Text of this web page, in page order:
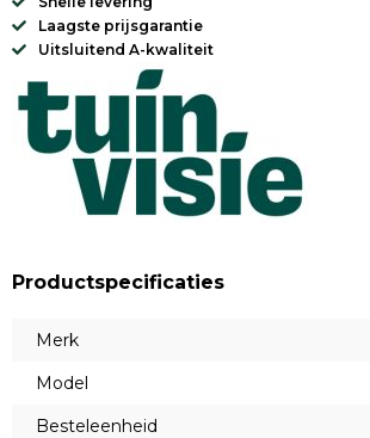
Laagste prijsgarantie
Uitsluitend A-kwaliteit
Productspecificaties
Merk
Model
Besteleenheid